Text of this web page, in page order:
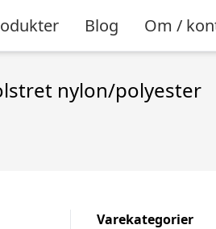
Blog Om /
nylon/polyester
Varekategorier